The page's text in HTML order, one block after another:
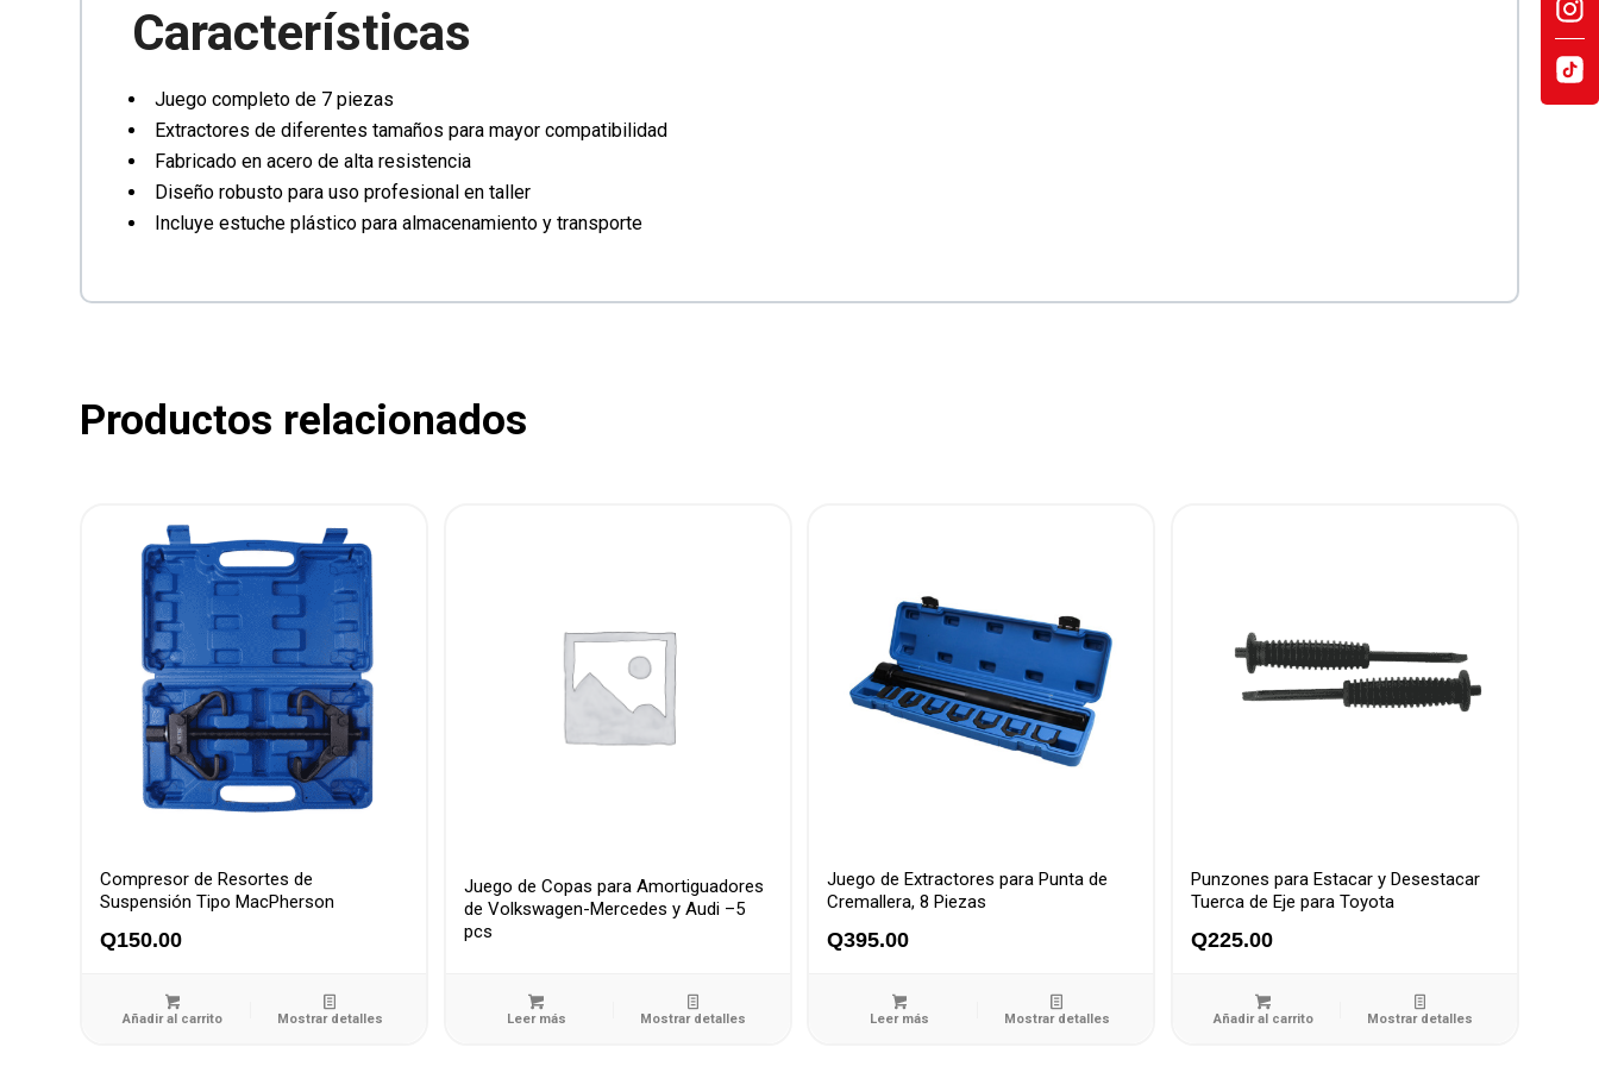
Características
Juego completo de 7 piezas
Extractores de diferentes tamaños para mayor compatibilidad
Fabricado en acero de alta resistencia
Diseño robusto para uso profesional en taller
Incluye estuche plástico para almacenamiento y transporte
Productos relacionados
Compresor de Resortes de
Suspensión Tipo MacPherson
Q150.00
Añadir al carrito Mostrar detalles
Juego de Copas para Amortiguadores
de Volkswagen-Mercedes y Audi –5
pcs
Leer más Mostrar detalles
Juego de Extractores para Punta de
Cremallera, 8 Piezas
Q395.00
Leer más Mostrar detalles
Punzones para Estacar y Desestacar
Tuerca de Eje para Toyota
Q225.00
Añadir al carrito Mostrar detalles